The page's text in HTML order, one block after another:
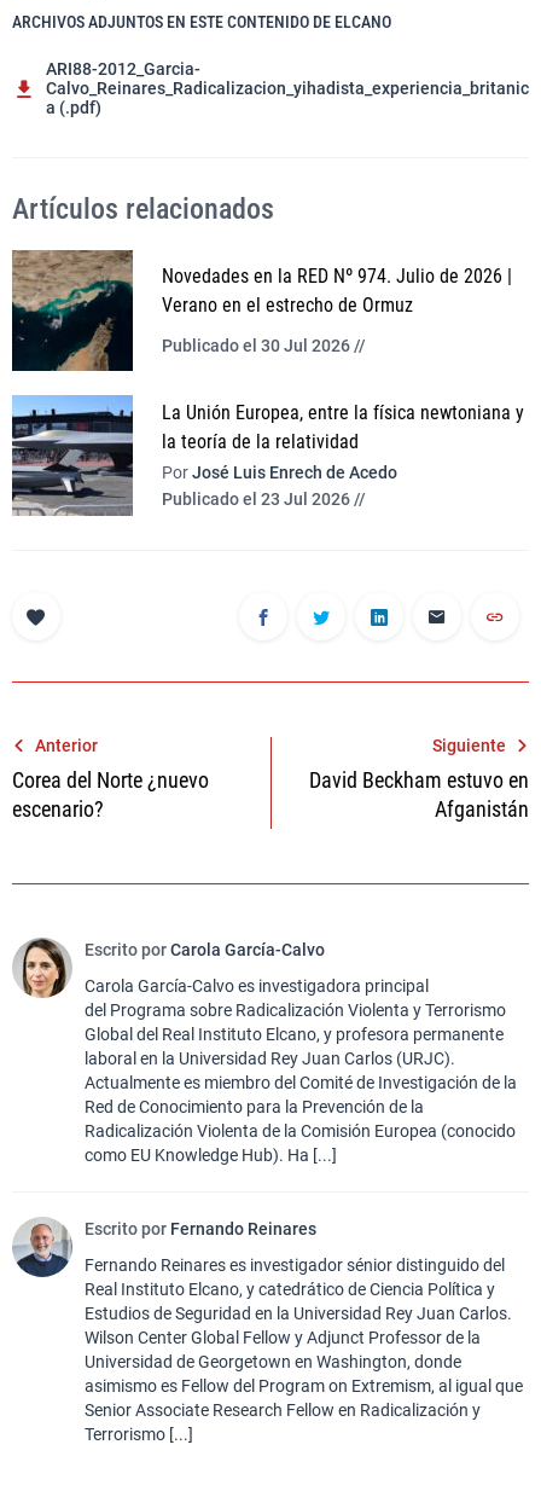
ARCHIVOS ADJUNTOS EN ESTE CONTENIDO DE ELCANO
ARI88-2012_Garcia-
Calvo_Reinares_Radicalizacion_yihadista_experiencia_britanic
a (.pdf)
Artículos relacionados
Novedades en la RED Nº 974. Julio de 2026 |
Verano en el estrecho de Ormuz
Publicado el 30 Jul 2026 //
La Unión Europea, entre la física newtoniana y
la teoría de la relatividad
PorJosé Luis Enrech de Acedo
Publicado el 23 Jul 2026 //
Navegación
de
entradas
Anterior
Corea del Norte ¿nuevo
escenario?
Siguiente
David Beckham estuvo en
Afganistán
Escrito porCarola García-Calvo
Carola García-Calvo es investigadora principal
del Programa sobre Radicalización Violenta y Terrorismo
Global del Real Instituto Elcano, y profesora permanente
laboral en la Universidad Rey Juan Carlos (URJC).
Actualmente es miembro del Comité de Investigación de la
Red de Conocimiento para la Prevención de la
Radicalización Violenta de la Comisión Europea (conocido
como EU Knowledge Hub). Ha [...]
Escrito por Fernando Reinares
Fernando Reinares es investigador sénior distinguido del
Real Instituto Elcano, y catedrático de Ciencia Política y
Estudios de Seguridad en la Universidad Rey Juan Carlos.
Wilson Center Global Fellow y Adjunct Professor de la
Universidad de Georgetown en Washington, donde
asimismo es Fellow del Program on Extremism, al igual que
Senior Associate Research Fellow en Radicalización y
Terrorismo [...]